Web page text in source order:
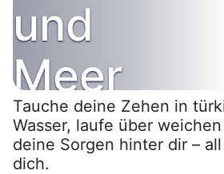
und
Meer
Tauche deine Zehen in
Wasser, laufe über
deine Sorgen hinter dir –
dich.